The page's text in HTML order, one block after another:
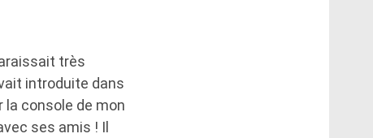
très
introduite dans
la console de mon
ses amis ! Il